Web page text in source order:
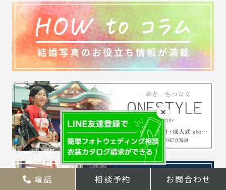
×
電話 相談予約 お問合わせ